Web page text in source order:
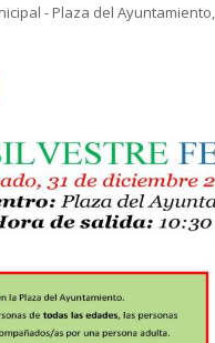
- Plaza del